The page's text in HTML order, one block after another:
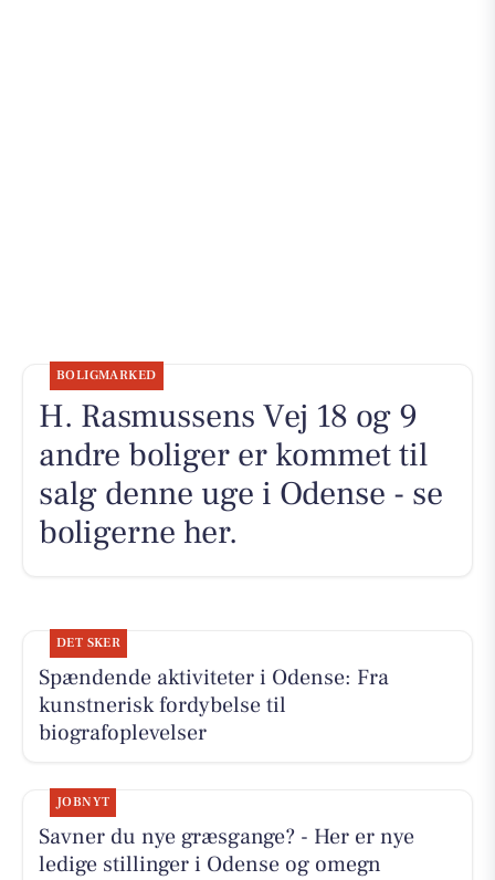
BOLIGMARKED
H. Rasmussens Vej 18 og 9
andre boliger er kommet til
salg denne uge i Odense - se
boligerne her.
DET SKER
Spændende aktiviteter i Odense: Fra
kunstnerisk fordybelse til
biografoplevelser
JOBNYT
Savner du nye græsgange? - Her er nye
ledige stillinger i Odense og omegn